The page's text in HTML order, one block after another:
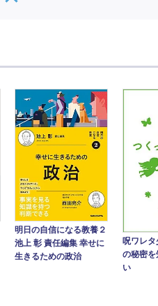
明日の自信になる教養２
池上 彰 責任編集 幸せに
生きるための政治
呪ワレタ
の秘密を
い